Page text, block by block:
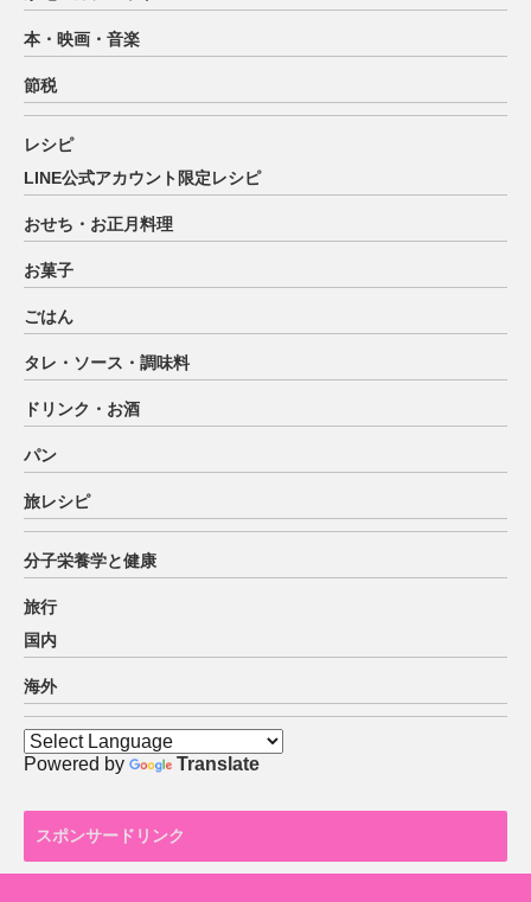
本・映画・音楽
節税
レシピ
LINE公式アカウント限定レシピ
おせち・お正月料理
お菓子
ごはん
タレ・ソース・調味料
ドリンク・お酒
パン
旅レシピ
分子栄養学と健康
旅行
国内
海外
Powered by Translate
スポンサードリンク